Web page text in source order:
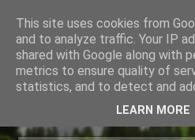
This site uses cookies from
and to analyze traffic. Your IP
shared with Google along with
metrics to ensure quality of
statistics, and to detect and
LEARN MORE